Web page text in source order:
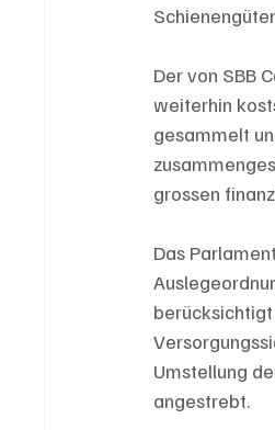
Der von SBB
weiterhin
gesammelt
grossen
Das
Umstellung
angestrebt.